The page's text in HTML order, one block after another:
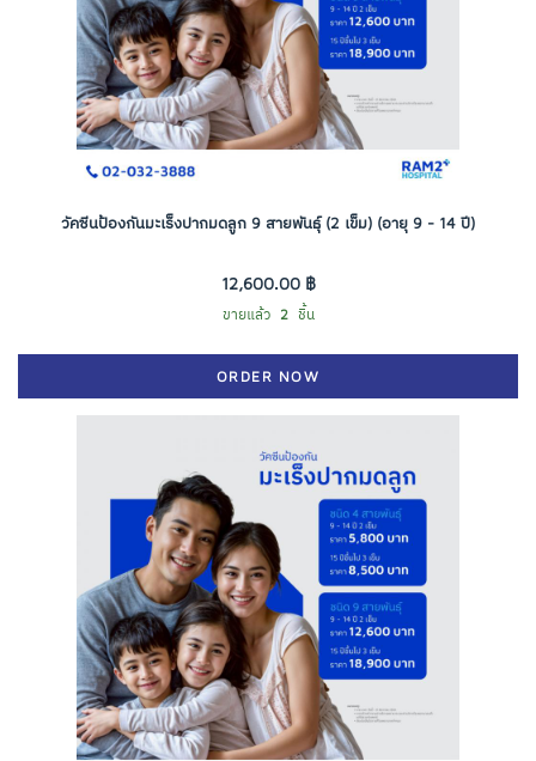
วัคซีนป้องกันมะเร็งปากมดลูก 9 สายพันธุ์ (2 เข็ม) (อายุ 9 - 14 ปี)
12,600.00 ฿
ขายแล้ว 2 ชิ้น
ORDER NOW